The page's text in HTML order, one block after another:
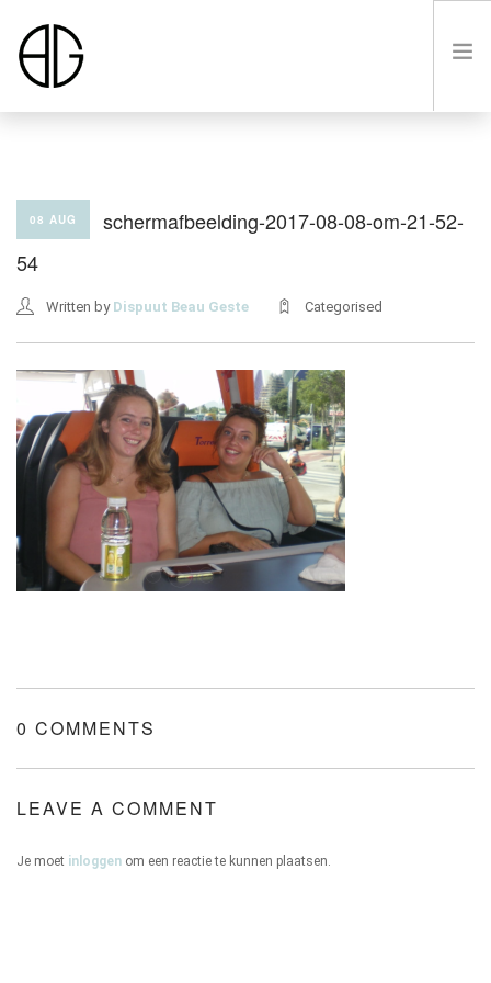
OVER
LUSTRUM VIII
LEDEN
ONZE HUIZEN
08 AUG
schermafbeelding-2017-08-08-om-21-52-
54
Written by Dispuut Beau Geste Categorised
0 COMMENTS
LEAVE A COMMENT
Je moet inloggen om een reactie te kunnen plaatsen.